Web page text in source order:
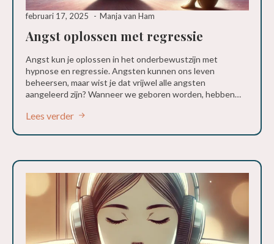
Angst oplossen met regressie
februari 17, 2025 Manja van Ham
Angst kun je oplossen in het onderbewustzijn met
hypnose en regressie. Angsten kunnen ons leven
beheersen, maar wist je dat vrijwel alle angsten
aangeleerd zijn? Wanneer we geboren worden, hebben…
Lees verder